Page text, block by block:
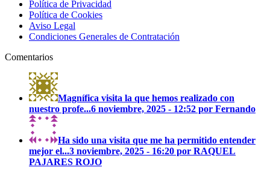
Política de Privacidad
Política de Cookies
Aviso Legal
Condiciones Generales de Contratación
Comentarios
Magnífica visita la que hemos realizado con
nuestro profe...6 noviembre, 2025 - 12:52 por Fernando
Ha sido una visita que me ha permitido entender
mejor el...3 noviembre, 2025 - 16:20 por RAQUEL
PAJARES ROJO